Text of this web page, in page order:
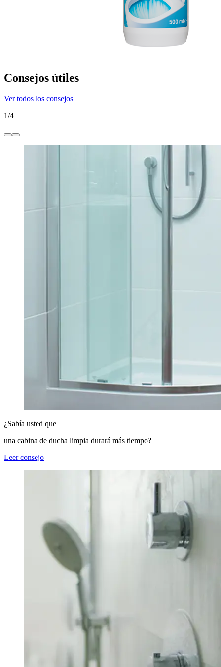
Consejos útiles
Ver todos los consejos
1/4
¿Sabía usted que
una cabina de ducha limpia durará más tiempo?
Leer consejo